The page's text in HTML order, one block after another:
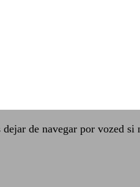
de navegar por vozed si